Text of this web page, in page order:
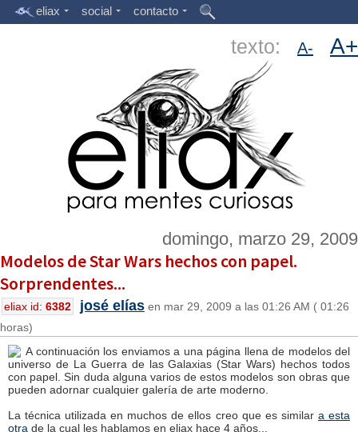
eliax social contacto
texto: A- A+
domingo, marzo 29, 2009
Modelos de Star Wars hechos con papel.
Sorprendentes...
eliax id: 6382 josé elías en mar 29, 2009 a las 01:26 AM ( 01:26
horas)
A continuación los enviamos a una página llena de modelos del
universo de La Guerra de las Galaxias (Star Wars) hechos todos
con papel. Sin duda alguna varios de estos modelos son obras que
pueden adornar cualquier galería de arte moderno.
La técnica utilizada en muchos de ellos creo que es similar a esta
otra de la cual les hablamos en eliax hace 4 años...